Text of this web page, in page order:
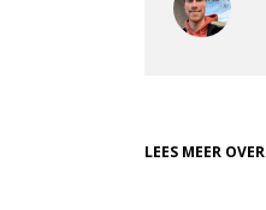
LEES MEER OVER